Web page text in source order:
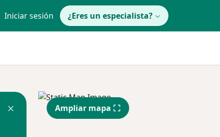
Iniciar sesión ¿Eres un especialista?
Ampliar mapa